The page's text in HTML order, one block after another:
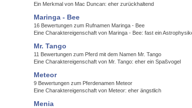
Ein Merkmal von Mac Duncan: eher zurückhaltend
Maringa - Bee
16 Bewertungen zum Rufnamen Maringa - Bee
Eine Charaktereigenschaft von Maringa - Bee: fast ein
Mr. Tango
11 Bewertungen zum Pferd mit dem Namen Mr. Tango
Eine Charaktereigenschaft von Mr. Tango: eher ein Spaßvogel
Meteor
9 Bewertungen zum Pferdenamen Meteor
Eine Charaktereigenschaft von Meteor: eher ängstlich
Menia